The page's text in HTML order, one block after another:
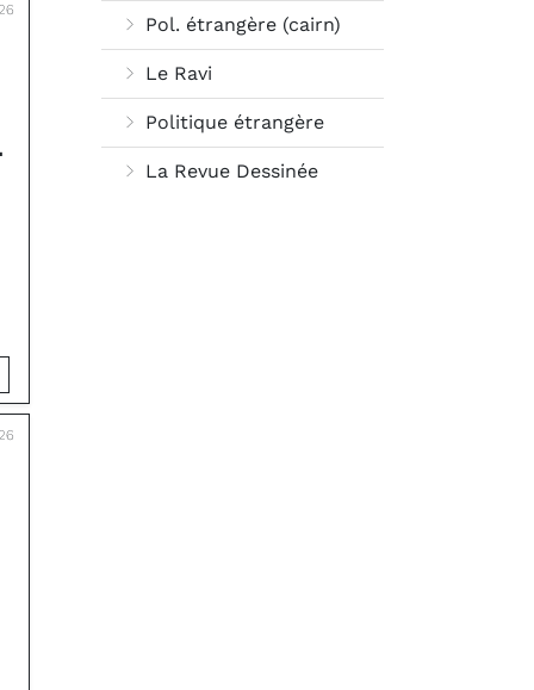
Pol. étrangère (cairn)
Le Ravi
Politique étrangère
La Revue Dessinée